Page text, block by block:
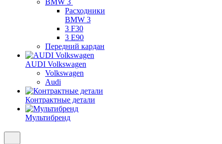
BMW 3
Расходники
BMW 3
3 F30
3 E90
Передний кардан
AUDI Volkswagen
Volkswagen
Audi
Контрактные детали
Мультибренд